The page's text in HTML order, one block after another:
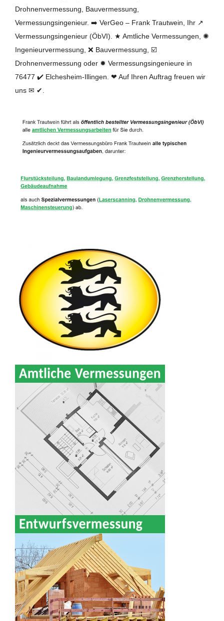
Drohnenvermessung, Bauvermessung,
Vermessungsingenieur. ➡️ VerGeo – Frank Trautwein, Ihr ↗️
Vermessungsingenieur (ÖbVI). ★ Amtliche Vermessungen, ✺
Ingenieurvermessung, ❌ Bauvermessung, ☑️
Drohnenvermessung oder ✹ Vermessungsingenieure in
76477 ✔️ Elchesheim-Illingen. ❤ Auf Ihren Auftrag freuen wir
uns ✉ ✔.